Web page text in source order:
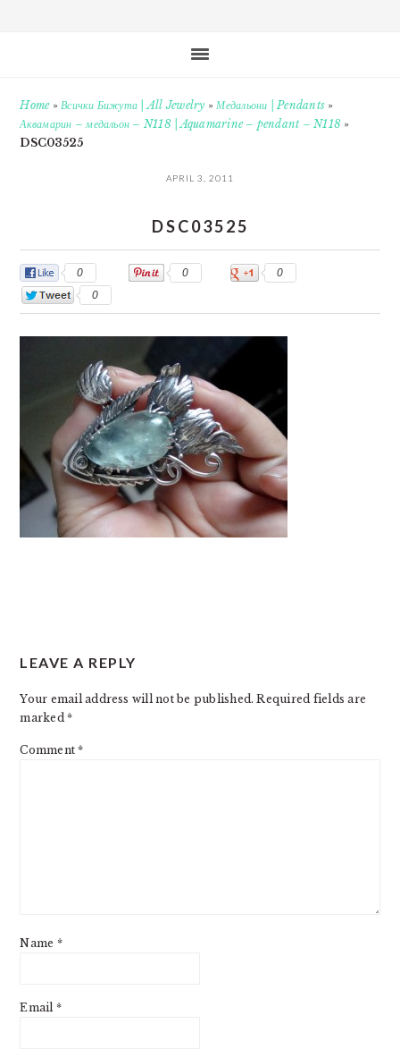
Home»Всички Бижута | All Jewelry »Медальони | Pendants »
Аквамарин – медальон – N118 | Aquamarine – pendant – N118 »
DSC03525
APRIL 3, 2011
DSC03525
0 0
0
0
INTERACTIONS
LEAVE A REPLY
Your email address will not be published. Required fields are
marked*
Comment*
Name *
Email *